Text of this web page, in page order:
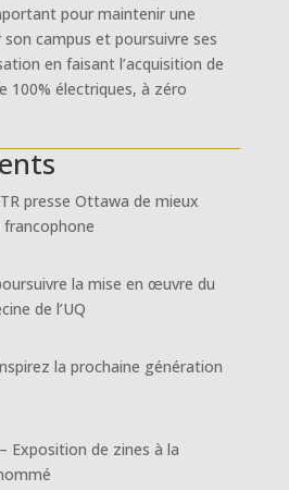
pour maintenir une
campus et poursuivre ses
en faisant l’acquisition de
100% électriques, à zéro
presse Ottawa de mieux
la mise en œuvre du
de l’UQ
la prochaine génération
Exposition de zines à la